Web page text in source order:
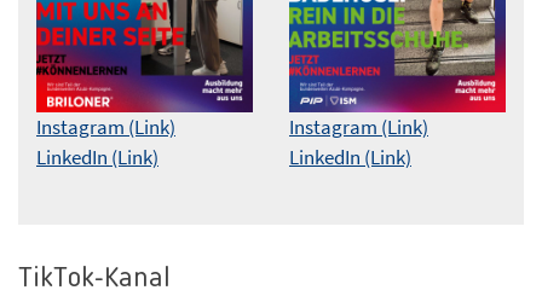
Instagram (Link)
LinkedIn (Link)
Instagram (Link)
LinkedIn (Link)
TikTok-Kanal